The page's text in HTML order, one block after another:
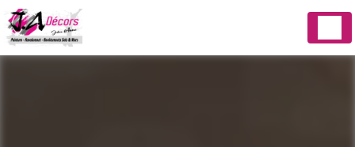
Panneau de gestion des cookies